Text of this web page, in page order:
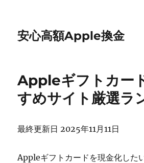
安心高額Apple換金
Appleギフトカー
すめサイト厳選ラ
最終更新日 2025年11月11日
Appleギフトカードを現金化した